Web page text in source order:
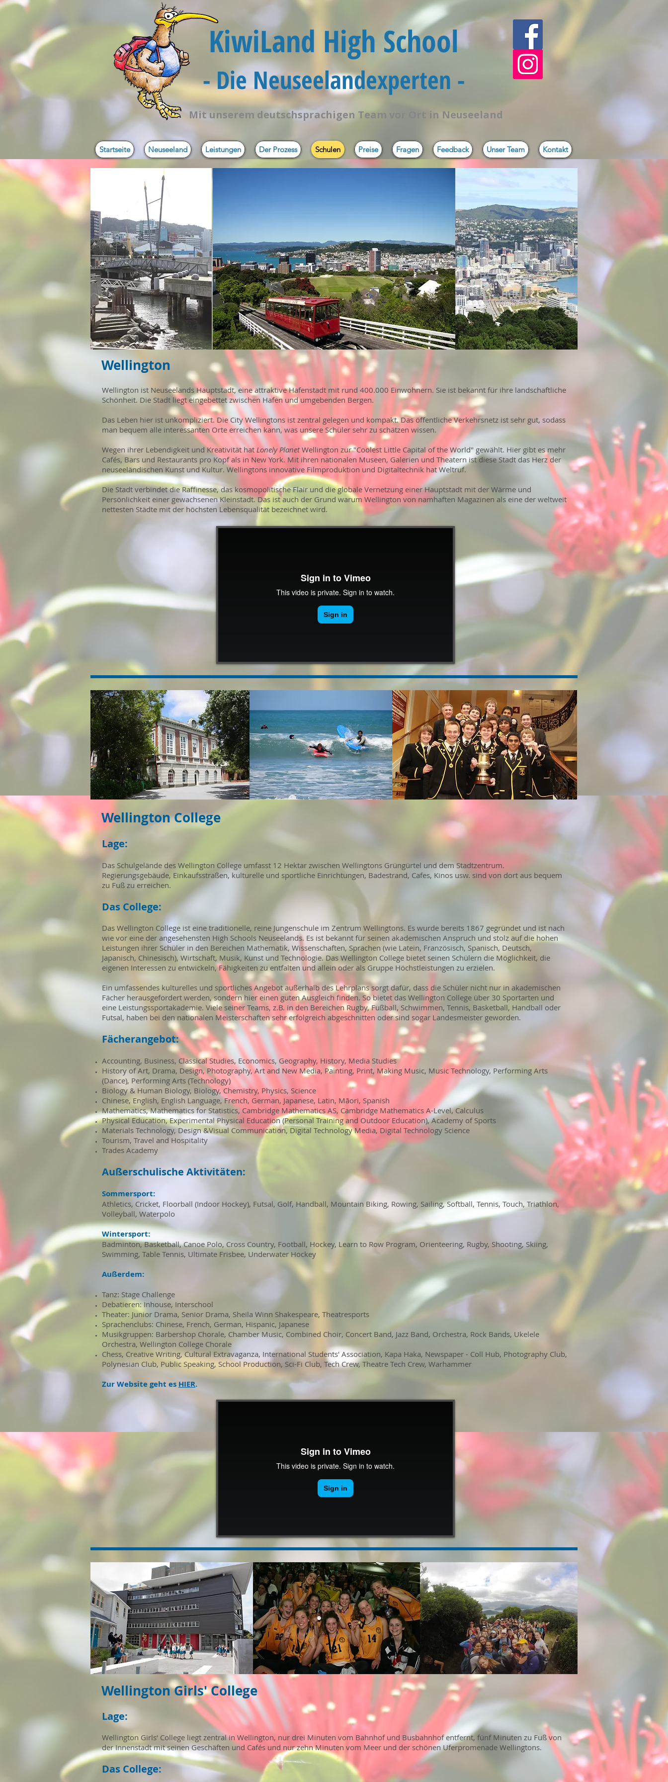
KiwiLand High School
- Die Neuseelandexperten -
Mit unserem deutschsprachigen Team vor Ort in Neuseeland
Startseite Neuseeland Leistungen Der Prozess Schulen Preise Fragen Feedback Unser Team Kontakt
Wellington ist Neuseelands Hauptstadt, eine attraktive Hafenstadt mit rund 400.000 Einwohnern. Sie ist bekannt für ihre landschaftliche
Schönheit. Die Stadt liegt eingebettet zwischen Hafen und umgebenden Bergen.
Das Leben hier ist unkompliziert. Die City Wellingtons ist zentral gelegen und kompakt. Das öffentliche Verkehrsnetz ist sehr gut, sodass
man bequem alle interessanten Orte erreichen kann, was unsere Schüler sehr zu schätzen wissen.
Wegen ihrer Lebendigkeit und Kreativität hat Lonely PlanetWellington zur "Coolest Little Capital of the World" gewählt. Hier gibt es mehr
Cafés, Bars und Restaurants pro Kopf als in New York. Mit ihren nationalen Museen, Galerien und Theatern ist diese Stadt das Herz der
neuseeländischen Kunst und Kultur. Wellingtons innovative Filmproduktion und Digitaltechnik hat Weltruf.
Die Stadt verbindet die Raffinesse, das kosmopolitische Flair und die globale Vernetzung einer Hauptstadt mit der Wärme und
Persönlichkeit einer gewachsenen Kleinstadt. Das ist auch der Grund warum Wellington von namhaften Magazinen als eine der weltweit
nettesten Städte mit der höchsten Lebensqualität bezeichnet wird.
Wellington
Lage:
Das Schulgelände des Wellington College umfasst 12 Hektar zwischen Wellingtons Grüngürtel und dem Stadtzentrum.
Regierungsgebäude, Einkaufsstraßen, kulturelle und sportliche Einrichtungen, Badestrand, Cafes, Kinos usw. sind von dort aus bequem
zu Fuß zu erreichen.
Das College:
Das Wellington College ist eine traditionelle, reine Jungenschule im Zentrum Wellingtons. Es wurde bereits 1867 gegründet und ist nach
wie vor eine der angesehensten High Schools Neuseelands. Es ist bekannt für seinen akademischen Anspruch und stolz auf die hohen
Leistungen ihrer Schüler in den Bereichen Mathematik, Wissenschaften, Sprachen (wie Latein, Französisch, Spanisch, Deutsch,
Japanisch, Chinesisch), Wirtschaft, Musik, Kunst und Technologie. Das Wellington College bietet seinen Schülern die Möglichkeit, die
eigenen Interessen zu entwickeln, Fähigkeiten zu entfalten und allein oder als Gruppe Höchstleistungen zu erzielen.
Ein umfassendes kulturelles und sportliches Angebot außerhalb des Lehrplans sorgt dafür, dass die Schüler nicht nur in akademischen
Fächer herausgefordert werden, sondern hier einen guten Ausgleich finden. So bietet das Wellington College über 30 Sportarten und
eine Leistungssportakademie. Viele seiner Teams, z.B. in den Bereichen Rugby, Fußball, Schwimmen, Tennis, Basketball, Handball oder
Futsal, haben bei den nationalen Meisterschaften sehr erfolgreich abgeschnitten oder sind sogar Landesmeister geworden.
Fächerangebot:
Accounting, Business, Classical Studies, Economics, Geography, History, Media Studies
History of Art, Drama, Design, Photography, Art and New Media, Painting, Print, Making Music, Music Technology, Performing Arts
(Dance), Performing Arts (Technology)
Biology & Human Biology, Biology, Chemistry, Physics, Science
Chinese, English, English Language, French, German, Japanese, Latin, Māori, Spanish
Mathematics, Mathematics for Statistics, Cambridge Mathematics AS, Cambridge Mathematics A-Level, Calculus
Physical Education, Experimental Physical Education (Personal Training and Outdoor Education), Academy of Sports
Materials Technology, Design &Visual Communication, Digital Technology Media, Digital Technology Science
Tourism, Travel and Hospitality
Trades Academy
Außerschulische Aktivitäten:
Sommersport:
Athletics, Cricket, Floorball (Indoor Hockey), Futsal, Golf, Handball, Mountain Biking, Rowing, Sailing, Softball, Tennis, Touch, Triathlon,
Volleyball, Waterpolo
Wintersport:
Badminton, Basketball, Canoe Polo, Cross Country, Football, Hockey, Learn to Row Program, Orienteering, Rugby, Shooting, Skiing,
Swimming, Table Tennis, Ultimate Frisbee, Underwater Hockey
Außerdem:
Tanz: Stage Challenge
Debatieren: Inhouse, Interschool
Theater: Junior Drama, Senior Drama, Sheila Winn Shakespeare, Theatresports
Sprachenclubs: Chinese, French, German, Hispanic, Japanese
Musikgruppen: Barbershop Chorale, Chamber Music, Combined Choir, Concert Band, Jazz Band, Orchestra, Rock Bands, Ukelele
Orchestra, Wellington College Chorale
Chess, Creative Writing, Cultural Extravaganza, International Students' Association, Kapa Haka, Newspaper - Coll Hub, Photography Club,
Polynesian Club, Public Speaking, School Production, Sci-Fi Club, Tech Crew, Theatre Tech Crew, Warhammer
Zur Website geht es HIER.
Wellington College
Lage:
Wellington Girls‘ College liegt zentral in Wellington, nur drei Minuten vom Bahnhof und Busbahnhof entfernt, fünf Minuten zu Fuß von
der Innenstadt mit seinen Geschäften und Cafés und nur zehn Minuten vom Meer und der schönen Uferpromenade Wellingtons.
Das College:
Wellington Girls' College